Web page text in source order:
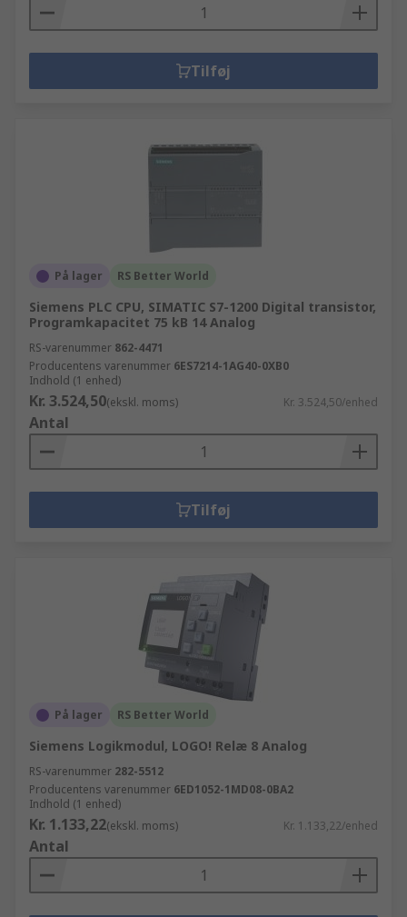
Tilføj
På lager RS Better World
Siemens PLC CPU, SIMATIC S7-1200 Digital transistor,
Programkapacitet 75 kB 14 Analog
RS-varenummer 862-4471
Producentens varenummer 6ES7214-1AG40-0XB0
Indhold (1 enhed)
Kr. 3.524,50(ekskl. moms) Kr. 3.524,50/enhed
Antal
Tilføj
På lager RS Better World
Siemens Logikmodul, LOGO! Relæ 8 Analog
RS-varenummer 282-5512
Producentens varenummer 6ED1052-1MD08-0BA2
Indhold (1 enhed)
Kr. 1.133,22(ekskl. moms) Kr. 1.133,22/enhed
Antal